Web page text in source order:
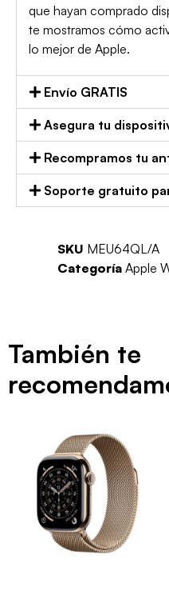
que hayan comprado
te mostramos cómo
lo mejor de Apple.
Envío GRATIS
Asegura tu
Recompramos tu
Soporte gratuito
SKU MEU64QL/A
Categoría Apple
También te